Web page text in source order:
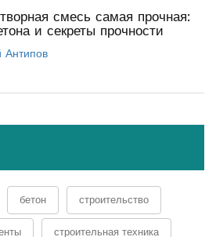
смесь самая прочная:
и секреты прочности
Антипов
бетон строительство
строительная техника